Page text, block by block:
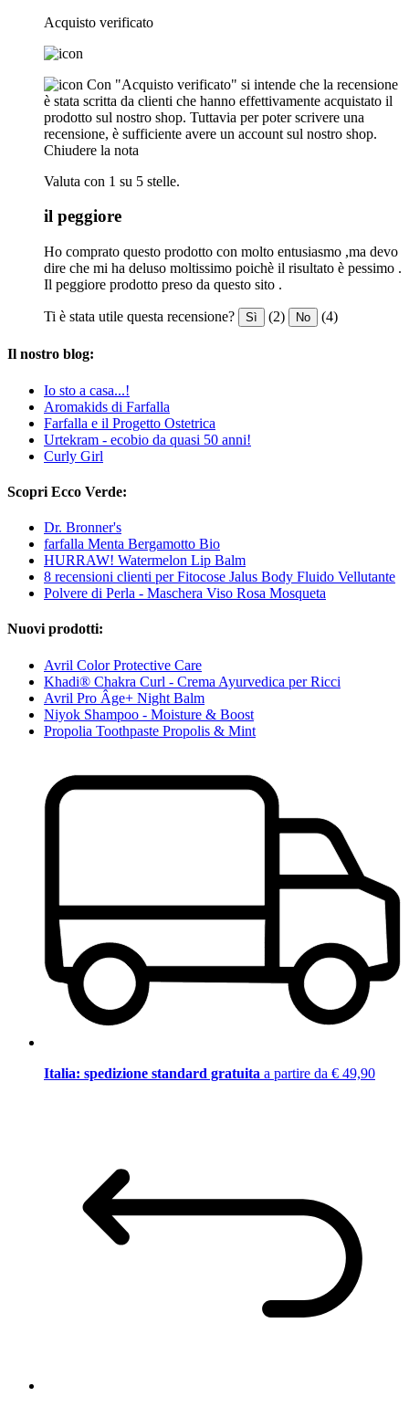
Acquisto verificato
Con "Acquisto verificato" si intende che la recensione
è stata scritta da clienti che hanno effettivamente acquistato il
prodotto sul nostro shop. Tuttavia per poter scrivere una
recensione, è sufficiente avere un account sul nostro shop.
Chiudere la nota
Valuta con 1 su 5 stelle.
il peggiore
Ho comprato questo prodotto con molto entusiasmo ,ma devo
dire che mi ha deluso moltissimo poichè il risultato è pessimo .
Il peggiore prodotto preso da questo sito .
Ti è stata utile questa recensione? Sì (2) No (4)
Il nostro blog:
Io sto a casa...!
Aromakids di Farfalla
Farfalla e il Progetto Ostetrica
Urtekram - ecobio da quasi 50 anni!
Curly Girl
Scopri Ecco Verde:
Dr. Bronner's
farfalla Menta Bergamotto Bio
HURRAW! Watermelon Lip Balm
8 recensioni clienti per Fitocose Jalus Body Fluido Vellutante
Polvere di Perla - Maschera Viso Rosa Mosqueta
Nuovi prodotti:
Avril Color Protective Care
Khadi® Chakra Curl - Crema Ayurvedica per Ricci
Avril Pro Âge+ Night Balm
Niyok Shampoo - Moisture & Boost
Propolia Toothpaste Propolis & Mint
Italia: spedizione standard gratuita a partire da € 49,90